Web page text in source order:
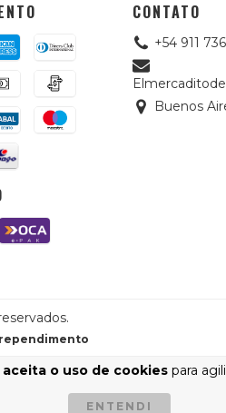
o uso de cookies para
ENTENDI
CONTATO
+54 911
Buenos